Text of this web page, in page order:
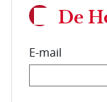
De
E-mail